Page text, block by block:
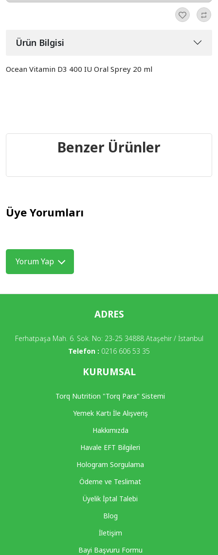
Ürün Bilgisi
Ocean Vitamin D3 400 IU Oral Sprey 20 ml
Benzer Ürünler
Üye Yorumları
Yorum Yap
ADRES
Ferhatpaşa Mah. 6. Sok. No: 23-25 34888 Ataşehir / İstanbul
Telefon : 0216 606 53 35
KURUMSAL
Torq Nutrition "Torq Para" Sistemi
Yemek Kartı İle Alışveriş
Hakkımızda
Havale EFT Bilgileri
Hologram Sorgulama
Ödeme ve Teslimat
Üyelik İptal Talebi
Blog
İletişim
Bayi Başvuru Formu